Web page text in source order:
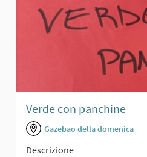
Verde con panchine
Gazebao della domenica
Descrizione